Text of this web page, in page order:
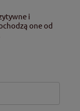
i
one od